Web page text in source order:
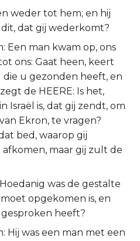
weder tot hem; en hij
dat gij wederkomt?
Een man kwam op, ons
ons: Gaat heen, keert
u gezonden heeft, en
de HEERE: Is het,
Israël is, dat gij zendt, om
Ekron, te vragen?
bed, waarop gij
maar gij zult de
was de gestalte
opgekomen is, en
heeft?
Hij was een man met een